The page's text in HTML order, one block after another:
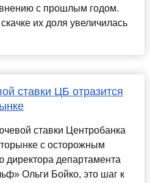
с прошлым годом.
их доля увеличилась
ставки ЦБ отразится
ставки Центробанка
с осторожным
департамента
Ольги Бойко, это шаг к